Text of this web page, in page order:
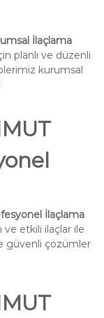
İlaçlama
planlı ve düzenli
kurumsal
İlaçlama
etkili ilaçlar ile
güvenli çözümler